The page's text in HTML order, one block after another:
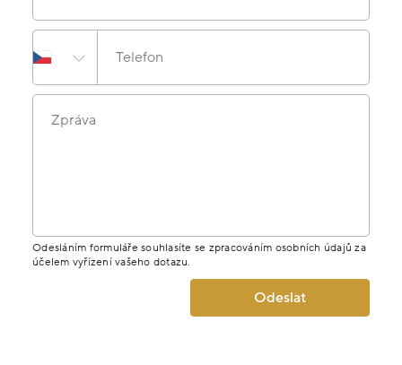
Telefon
Zpráva
Odesláním formuláře souhlasíte se zpracováním osobních údajů za
účelem vyřízení vašeho dotazu.
Odeslat